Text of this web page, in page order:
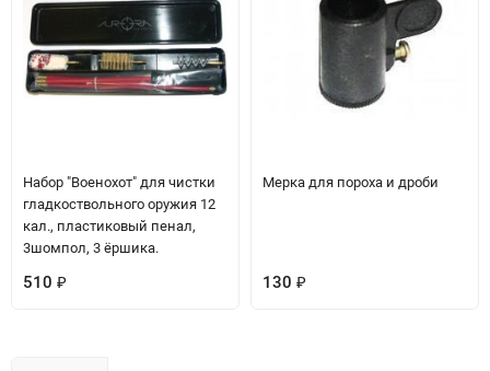
Набор "Военохот" для чистки
гладкоствольного оружия 12
кал., пластиковый пенал,
3шомпол, 3 ёршика.
510 ₽
Мерка для пороха и дроби
130 ₽